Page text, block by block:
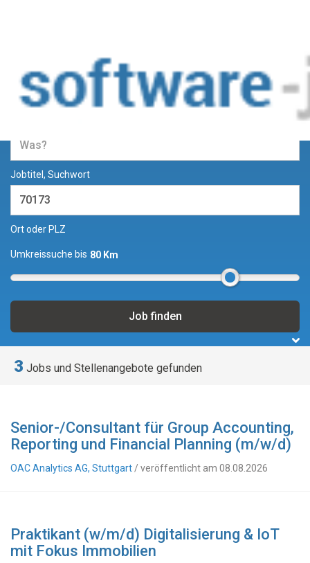
Jobs und Stellenangebote in der
Softwareentwicklung
Jobtitel, Suchwort
Ort oder PLZ
Umkreissuche bis 80 Km
3 Jobs und Stellenangebote gefunden
Senior-/Consultant für Group Accounting,
Reporting und Financial Planning (m/w/d)
OAC Analytics AG, Stuttgart / veröffentlicht am 08.08.2026
Praktikant (w/m/d) Digitalisierung & IoT
mit Fokus Immobilien